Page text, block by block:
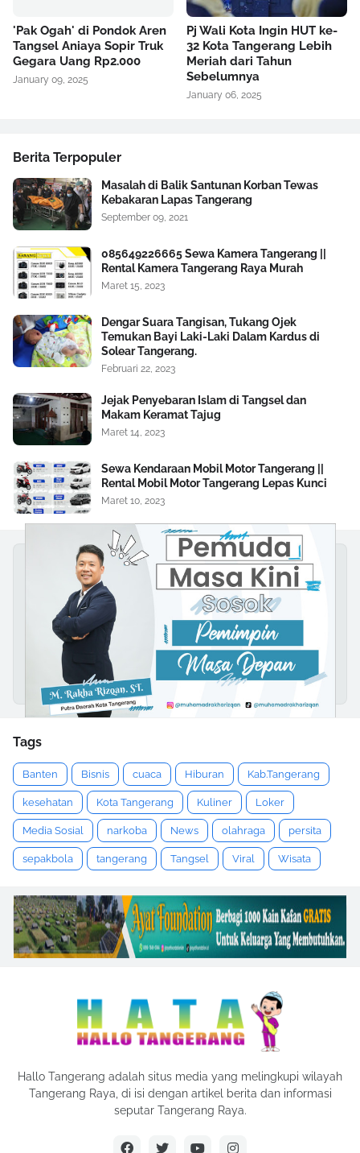
'Pak Ogah' di Pondok Aren
Tangsel Aniaya Sopir Truk
Gegara Uang Rp2.000
January 09, 2025
Pj Wali Kota Ingin HUT ke-
32 Kota Tangerang Lebih
Meriah dari Tahun
Sebelumnya
January 06, 2025
Berita Terpopuler
Masalah di Balik Santunan Korban Tewas
Kebakaran Lapas Tangerang
September 09, 2021
085649226665 Sewa Kamera Tangerang ||
Rental Kamera Tangerang Raya Murah
Maret 15, 2023
Dengar Suara Tangisan, Tukang Ojek
Temukan Bayi Laki-Laki Dalam Kardus di
Solear Tangerang.
Februari 22, 2023
Jejak Penyebaran Islam di Tangsel dan
Makam Keramat Tajug
Maret 14, 2023
Sewa Kendaraan Mobil Motor Tangerang ||
Rental Mobil Motor Tangerang Lepas Kunci
Maret 10, 2023
Tags
Banten Bisnis cuaca Hiburan Kab.Tangerang
kesehatan Kota Tangerang Kuliner Loker
Media Sosial narkoba News olahraga persita
sepakbola tangerang Tangsel Viral Wisata
Hallo Tangerang adalah situs media yang melingkupi wilayah
Tangerang Raya, di isi dengan artikel berita dan informasi
seputar Tangerang Raya.